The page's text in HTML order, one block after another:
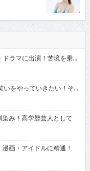
ラマに出演！苦境を乗...
いをやっていきたい！そ...
み！高学歴芸人として
画・アイドルに精通！